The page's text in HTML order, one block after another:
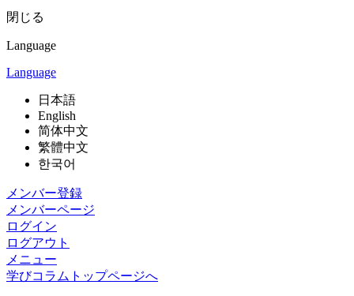
閉じる
Language
Language
日本語
English
简体中文
繁體中文
한국어
メンバー登録
メンバーページ
ログイン
ログアウト
メニュー
学びコラムトップページへ